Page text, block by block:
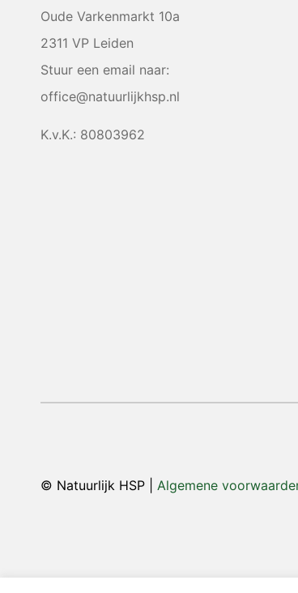
Oude Varkenmarkt 10a
2311 VP Leiden
Stuur een email naar:
office@natuurlijkhsp.nl
K.v.K.: 80803962
© Natuurlijk HSP | Algemene